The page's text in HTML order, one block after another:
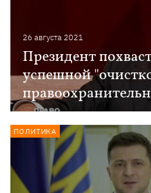
26 августа 2021
Президент
успешной
ПОЛИТИКА